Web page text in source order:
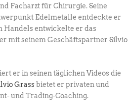
Facharzt für Chirurgie. ­Seine
Edel­metalle entdeckte er
Handels entwickelte er das
mit seinem Geschäftspartner Silvio
er in seinen täglichen ­Videos die
Grass ­bietet er privaten und
und ­Trading-Coaching.